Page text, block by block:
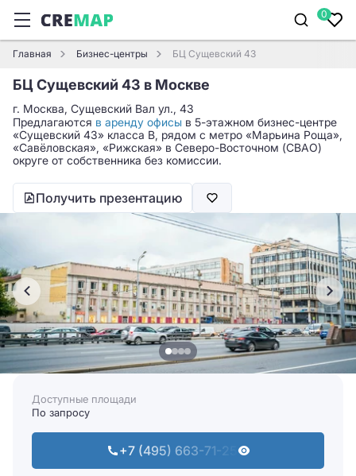
0
Главная Бизнес-центры БЦ Сущевский 43
БЦ Сущевский 43 в Москве
г. Москва, Сущевский Вал ул., 43
Предлагаются в аренду офисы в 5-этажном бизнес-центре
«Сущевский 43» класса B, рядом с метро «Марьина Роща»,
«Савёловская», «Рижская» в Северо-Восточном (СВАО)
округе от собственника без комиссии.
Получить презентацию
Доступные площади
По запросу
+7 (495) 663-71-25